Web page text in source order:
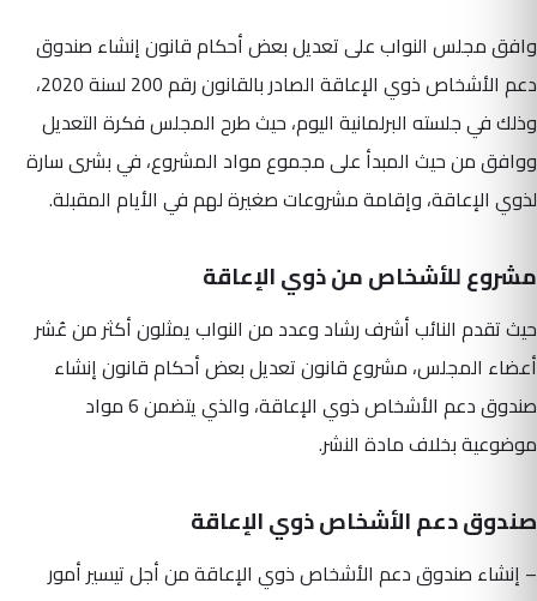
وافق مجلس النواب على تعديل بعض أحكام قانون إنشاء صندوق
دعم الأشخاص ذوي الإعاقة الصادر بالقانون رقم 200 لسنة 2020،
وذلك في جلسته البرلمانية اليوم، حيث طرح المجلس فكرة التعديل
ووافق من حيث المبدأ على مجموع مواد المشروع، في بشرى سارة
لذوي الإعاقة، وإقامة مشروعات صغيرة لهم في الأيام المقبلة.
مشروع للأشخاص من ذوي الإعاقة
حيث تقدم النائب أشرف رشاد وعدد من النواب يمثلون أكثر من عُشر
أعضاء المجلس، مشروع قانون تعديل بعض أحكام قانون إنشاء
صندوق دعم الأشخاص ذوي الإعاقة، والذي يتضمن 6 مواد
موضوعية بخلاف مادة النشر.
صندوق دعم الأشخاص ذوي الإعاقة
– إنشاء صندوق دعم الأشخاص ذوي الإعاقة من أجل تيسير أمور